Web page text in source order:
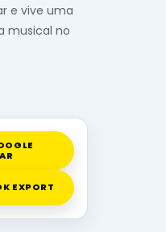
e vive uma
musical no
EXPORT